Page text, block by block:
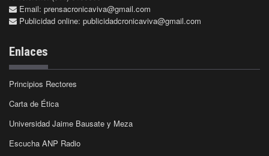
Email: prensacronicaviva@gmail.com
Publicidad online: publicidadcronicaviva@gmail.com
Enlaces
Principios Rectores
Carta de Ética
Universidad Jaime Bausate y Meza
Escucha ANP Radio